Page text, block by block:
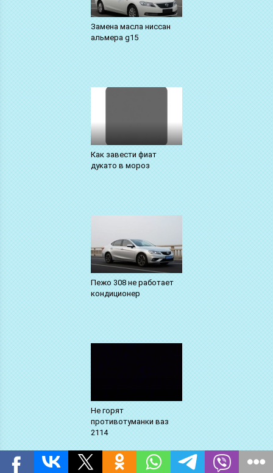
Замена масла ниссан
альмера g15
Как завести фиат
дукато в мороз
Пежо 308 не работает
кондиционер
Не горят
противотуманки ваз
2114